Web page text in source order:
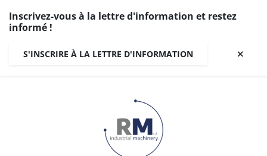
Inscrivez-vous à la lettre d'information et restez
informé !
S'INSCRIRE À LA LETTRE D'INFORMATION